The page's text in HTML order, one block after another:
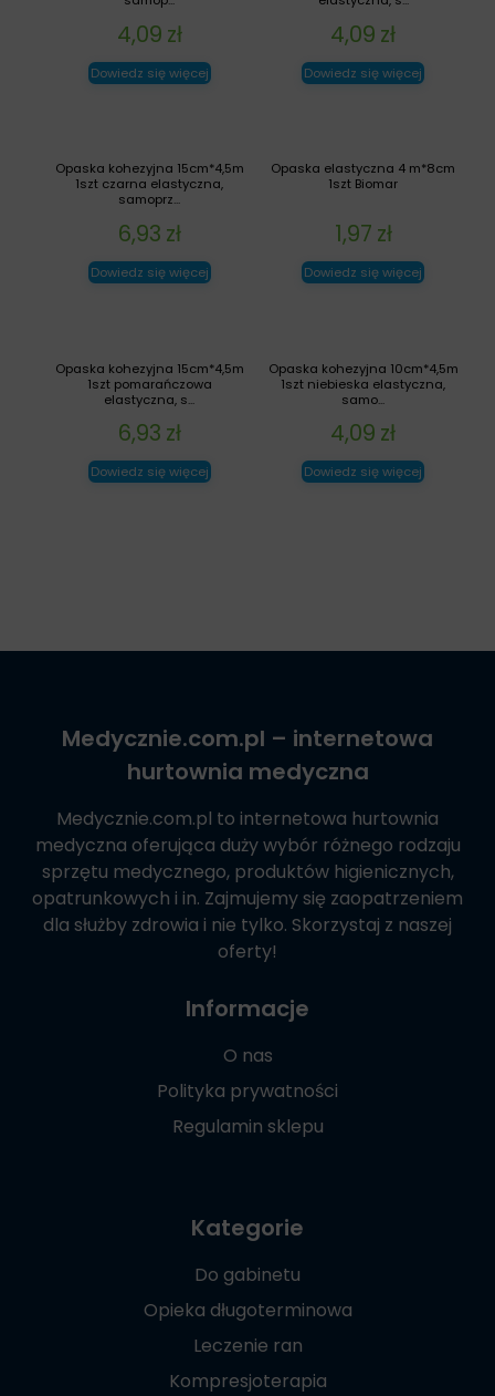
4,09 zł
Dowiedz się więcej
4,09 zł
Dowiedz się więcej
Opaska elastyczna 4 m*8cm
1szt Biomar
1,97 zł
Dowiedz się więcej
Opaska kohezyjna 15cm*4,5m
1szt czarna elastyczna,
samoprz...
6,93 zł
Dowiedz się więcej
Opaska kohezyjna 10cm*4,5m
1szt niebieska elastyczna,
samo...
4,09 zł
Dowiedz się więcej
Opaska kohezyjna 15cm*4,5m
1szt pomarańczowa
elastyczna, s...
6,93 zł
Dowiedz się więcej
Medycznie.com.pl – internetowa
hurtownia medyczna
Medycznie.com.pl to internetowa hurtownia
medyczna oferująca duży wybór różnego rodzaju
sprzętu medycznego, produktów higienicznych,
opatrunkowych i in. Zajmujemy się zaopatrzeniem
dla służby zdrowia i nie tylko. Skorzystaj z naszej
oferty!
Informacje
O nas
Polityka prywatności
Regulamin sklepu
Kategorie
Do gabinetu
Opieka długoterminowa
Leczenie ran
Kompresjoterapia